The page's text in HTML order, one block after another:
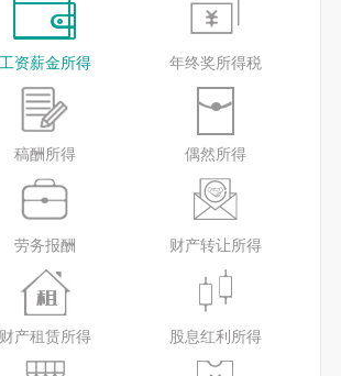
工资薪金所得 年终奖所得税
稿酬所得 偶然所得
劳务报酬 财产转让所得
财产租赁所得 股息红利所得